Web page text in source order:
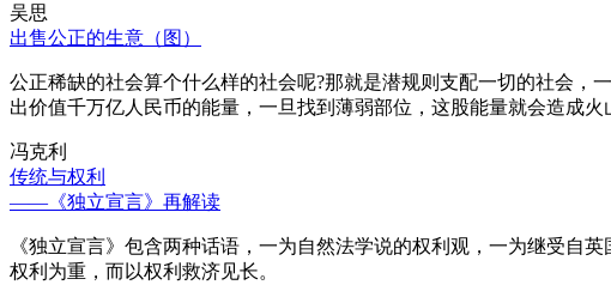
吴思
出售公正的生意（图）
公正稀缺的社会算个什么样的社会呢?那就是潜规则支配一切的社会
出价值千万亿人民币的能量，一旦找到薄弱部位，这股能量就会造成火
冯克利
传统与权利
——《独立宣言》再解读
《独立宣言》包含两种话语，一为自然法学说的权利观，一为继受自
权利为重，而以权利救济见长。